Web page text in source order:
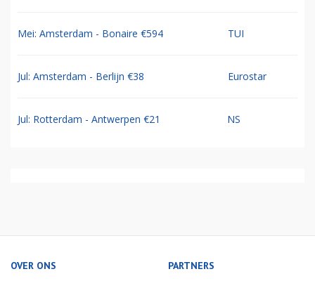
Mei: Amsterdam - Bonaire €594 TUI
Jul: Amsterdam - Berlijn €38 Eurostar
Jul: Rotterdam - Antwerpen €21 NS
OVER ONS PARTNERS